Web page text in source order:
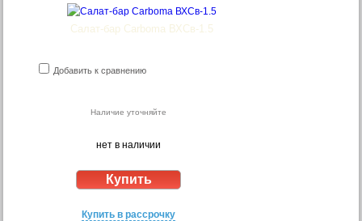
Салат-бар Сarboma ВХСв-1.5
Добавить к сравнению
Наличие уточняйте
нет в наличии
Купить в рассрочку